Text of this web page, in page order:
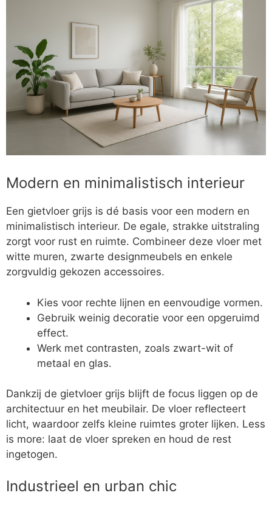
Modern en minimalistisch interieur
Een gietvloer grijs is dé basis voor een modern en
minimalistisch interieur. De egale, strakke uitstraling
zorgt voor rust en ruimte. Combineer deze vloer met
witte muren, zwarte designmeubels en enkele
zorgvuldig gekozen accessoires.
Kies voor rechte lijnen en eenvoudige vormen.
Gebruik weinig decoratie voor een opgeruimd
effect.
Werk met contrasten, zoals zwart-wit of
metaal en glas.
Dankzij de gietvloer grijs blijft de focus liggen op de
architectuur en het meubilair. De vloer reflecteert
licht, waardoor zelfs kleine ruimtes groter lijken. Less
is more: laat de vloer spreken en houd de rest
ingetogen.
Industrieel en urban chic